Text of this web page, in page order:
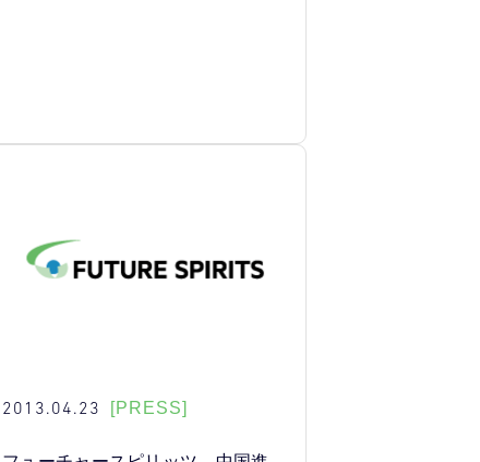
2013.04.23 [PRESS]